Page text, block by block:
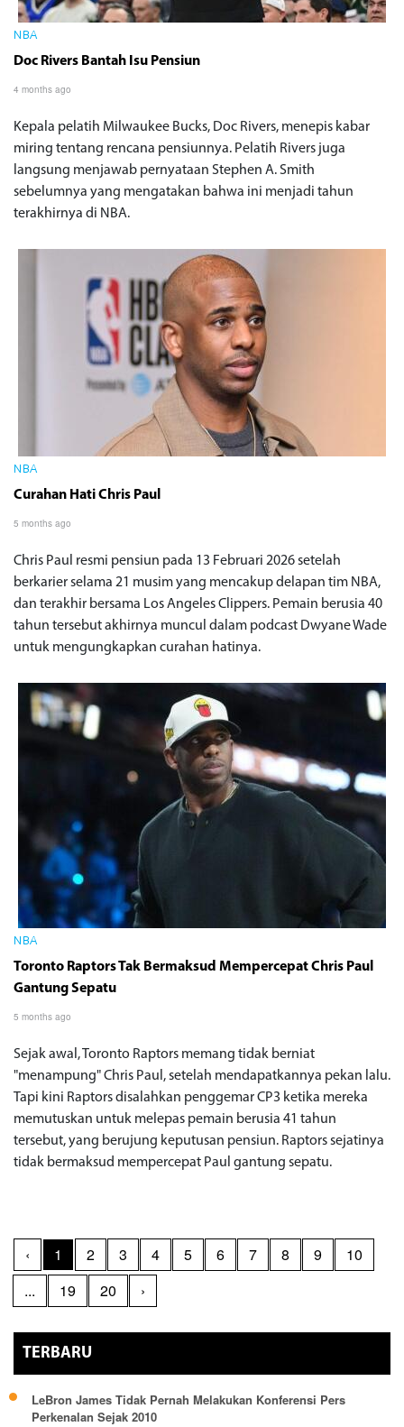
NBA
Doc Rivers Bantah Isu Pensiun
4 months ago
Kepala pelatih Milwaukee Bucks, Doc Rivers, menepis kabar
miring tentang rencana pensiunnya. Pelatih Rivers juga
langsung menjawab pernyataan Stephen A. Smith
sebelumnya yang mengatakan bahwa ini menjadi tahun
terakhirnya di NBA.
NBA
Curahan Hati Chris Paul
5 months ago
Chris Paul resmi pensiun pada 13 Februari 2026 setelah
berkarier selama 21 musim yang mencakup delapan tim NBA,
dan terakhir bersama Los Angeles Clippers. Pemain berusia 40
tahun tersebut akhirnya muncul dalam podcast Dwyane Wade
untuk mengungkapkan curahan hatinya.
NBA
Toronto Raptors Tak Bermaksud Mempercepat Chris Paul
Gantung Sepatu
5 months ago
Sejak awal, Toronto Raptors memang tidak berniat
"menampung" Chris Paul, setelah mendapatkannya pekan lalu.
Tapi kini Raptors disalahkan penggemar CP3 ketika mereka
memutuskan untuk melepas pemain berusia 41 tahun
tersebut, yang berujung keputusan pensiun. Raptors sejatinya
tidak bermaksud mempercepat Paul gantung sepatu.
‹ 1 2 3 4 5 6 7 8 9
10
...
19 20 ›
TERBARU
LeBron James Tidak Pernah Melakukan Konferensi Pers
Perkenalan Sejak 2010